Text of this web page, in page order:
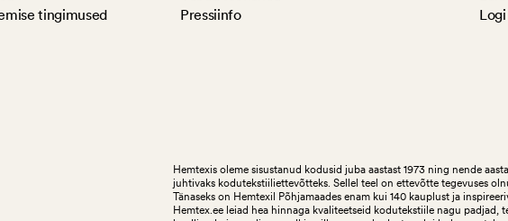
tingimused
Pressiinfo
Logi
Hemtexis oleme sisustanud kodusid juba aastast 1973 ning nende
juhtivaks kodutekstiiliettevõtteks. Sellel teel on ettevõtte tegevuses
Tänaseks on Hemtexil Põhjamaades enam kui 140 kauplust ja
Hemtex.ee leiad hea hinnaga kvaliteetseid kodutekstiile nagu